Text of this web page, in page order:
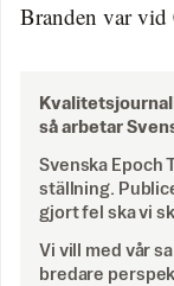
Branden var vid
så arbetar
Svenska Epoch
ställning.
gjort fel ska vi
Vi vill med vår
bredare